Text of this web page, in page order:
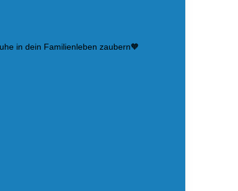
in dein Familienleben zaubern🧡